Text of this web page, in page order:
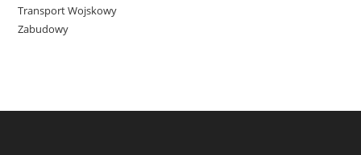
Transport Wojskowy
Zabudowy